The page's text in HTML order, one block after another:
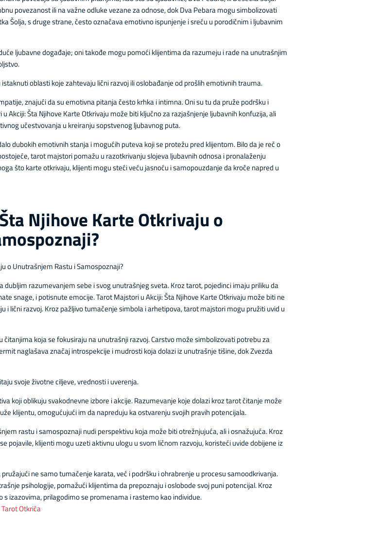
povezanost ili na važne odluke vezane za odnose, dok Dva Pebara mogu simbolizovati
Šolja, s druge strane, često označava emotivno ispunjenje i sreću u porodičnim i ljubavnim
ljubavne događaje; oni takođe mogu pomoći klijentima da razumeju i rade na unutrašnjim
oblasti koje zahtevaju lični razvoj ili oslobađanje od prošlih emotivnih trauma.
znajući da su emotivna pitanja često krhka i intimna. Oni su tu da pruže podršku i
Akciji: Šta Njihove Karte Otkrivaju može biti ključno za razjašnjenje ljubavnih konfuzija, ali
učestvovanja u kreiranju sopstvenog ljubavnog puta.
dubokih emotivnih stanja i mogućih puteva koji se protežu pred klijentom. Bilo da je reč o
tarot majstori pomažu u razotkrivanju slojeva ljubavnih odnosa i pronalaženju
što karte otkrivaju, klijenti mogu steći veću jasnoću i samopouzdanje da kroče napred u
Njihove Karte Otkrivaju o
o Unutrašnjem Rastu i Samospoznaji?
razumevanjem sebe i svog unutrašnjeg sveta. Kroz tarot, pojedinci imaju priliku da
snage, i potisnute emocije. Tarot Majstori u Akciji: Šta Njihove Karte Otkrivaju može biti ne
i lični razvoj. Kroz pažljivo tumačenje simbola i arhetipova, tarot majstori mogu pružiti uvid u
koja se fokusiraju na unutrašnji razvoj. Carstvo može simbolizovati potrebu za
naglašava značaj introspekcije i mudrosti koja dolazi iz unutrašnje tišine, dok Zvezda
svoje životne ciljeve, vrednosti i uverenja.
koji oblikuju svakodnevne izbore i akcije. Razumevanje koje dolazi kroz tarot čitanje može
klijentu, omogućujući im da napreduju ka ostvarenju svojih pravih potencijala.
rastu i samospoznaji nudi perspektivu koja može biti otrežnjujuća, ali i osnažujuća. Kroz
pojavile, klijenti mogu uzeti aktivnu ulogu u svom ličnom razvoju, koristeći uvide dobijene iz
ne samo tumačenje karata, već i podršku i ohrabrenje u procesu samoodkrivanja.
psihologije, pomažući klijentima da prepoznaju i oslobode svoj puni potencijal. Kroz
izazovima, prilagodimo se promenama i rastemo kao individue.
Tarot Otkrića